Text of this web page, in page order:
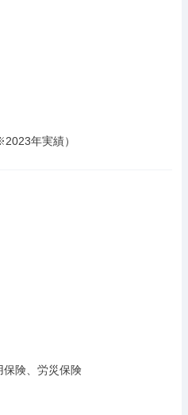
年実績）
保険、労災保険